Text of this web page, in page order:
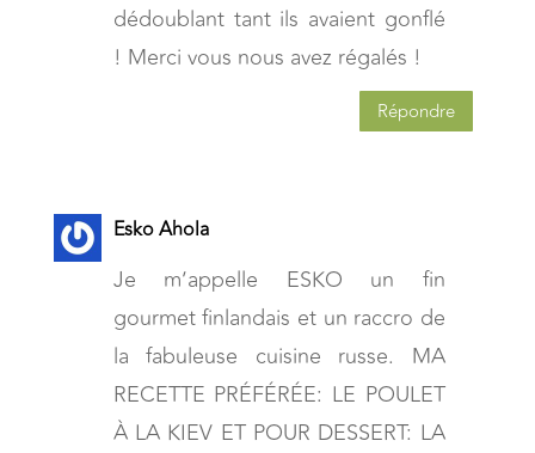
dédoublant tant ils avaient gonflé
! Merci vous nous avez régalés !
Répondre
Esko Ahola
Je m’appelle ESKO un fin
gourmet finlandais et un raccro de
la fabuleuse cuisine russe. MA
RECETTE PRÉFÉRÉE: LE POULET
À LA KIEV ET POUR DESSERT: LA